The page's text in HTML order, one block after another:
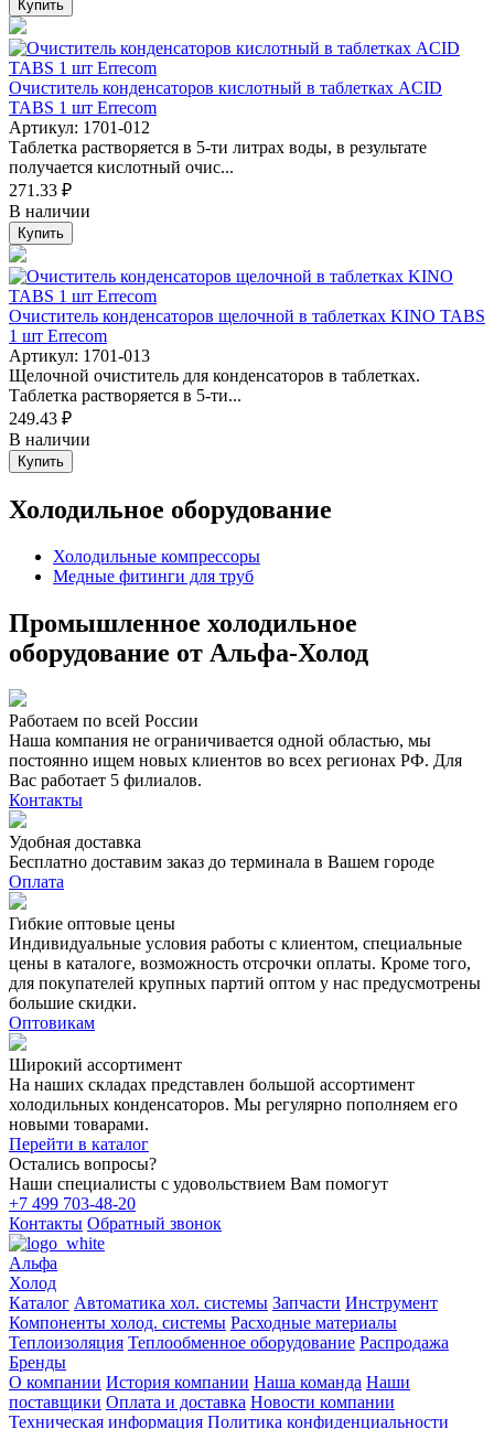
Купить
Очиститель конденсаторов кислотный в таблетках ACID
TABS 1 шт Errecom
Артикул: 1701-012
Таблетка растворяется в 5-ти литрах воды, в результате
получается кислотный очис...
271.33 ₽
В наличии
Купить
Очиститель конденсаторов щелочной в таблетках KINO TABS
1 шт Errecom
Артикул: 1701-013
Щелочной очиститель для конденсаторов в таблетках.
Таблетка растворяется в 5-ти...
249.43 ₽
В наличии
Купить
Холодильное оборудование
Холодильные компрессоры
Медные фитинги для труб
Промышленное холодильное
оборудование от Альфа-Холод
Работаем по всей России
Наша компания не ограничивается одной областью, мы
постоянно ищем новых клиентов во всех регионах РФ. Для
Вас работает 5 филиалов.
Контакты
Удобная доставка
Бесплатно доставим заказ до терминала в Вашем городе
Оплата
Гибкие оптовые цены
Индивидуальные условия работы с клиентом, специальные
цены в каталоге, возможность отсрочки оплаты. Кроме того,
для покупателей крупных партий оптом у нас предусмотрены
большие скидки.
Оптовикам
Широкий ассортимент
На наших складах представлен большой ассортимент
холодильных конденсаторов. Мы регулярно пополняем его
новыми товарами.
Перейти в каталог
Остались вопросы?
Наши специалисты с удовольствием Вам помогут
+7 499 703-48-20
Контакты Обратный звонок
Альфа
Холод
Каталог Автоматика хол. системы Запчасти Инструмент
Компоненты холод. системы Расходные материалы
Теплоизоляция Теплообменное оборудование Распродажа
Бренды
О компании История компании Наша команда Наши
поставщики Оплата и доставка Новости компании
Техническая информация Политика конфиденциальности